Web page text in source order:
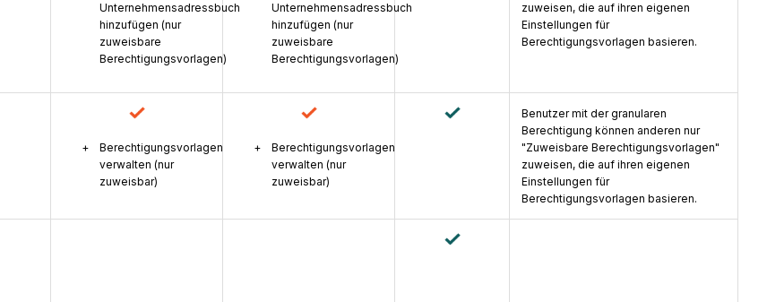
Unternehmensadressbuch
hinzufügen (nur
zuweisbare
Berechtigungsvorlagen)
Unternehmensadressbuch
hinzufügen (nur
zuweisbare
Berechtigungsvorlagen)
zuweisen, die auf ihren eigenen
Einstellungen für
Berechtigungsvorlagen basieren.
Berechtigungsvorlagen
verwalten (nur
zuweisbar)
Berechtigungsvorlagen
verwalten (nur
zuweisbar)
Benutzer mit der granularen
Berechtigung können anderen nur
"Zuweisbare Berechtigungsvorlagen"
zuweisen, die auf ihren eigenen
Einstellungen für
Berechtigungsvorlagen basieren.